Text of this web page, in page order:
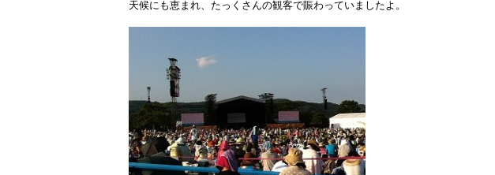
天候にも恵まれ、たっくさんの観客で賑わっていましたよ。